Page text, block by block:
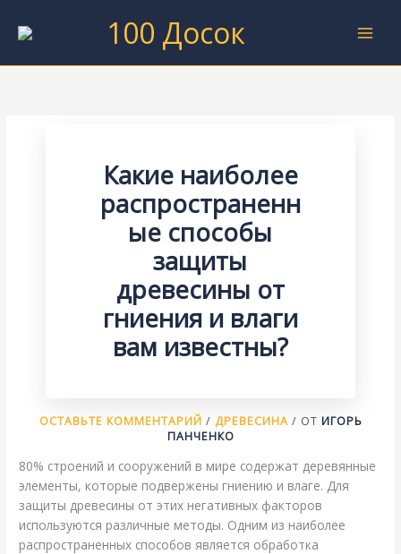
100 Досок
Какие наиболее
распространенн
ые способы
защиты
древесины от
гниения и влаги
вам известны?
ОСТАВЬТЕ КОММЕНТАРИЙ / ДРЕВЕСИНА/ ОТ ИГОРЬ
ПАНЧЕНКО
80% строений и сооружений в мире содержат деревянные
элементы, которые подвержены гниению и влаге. Для
защиты древесины от этих негативных факторов
используются различные методы. Одним из наиболее
распространенных способов является обработка